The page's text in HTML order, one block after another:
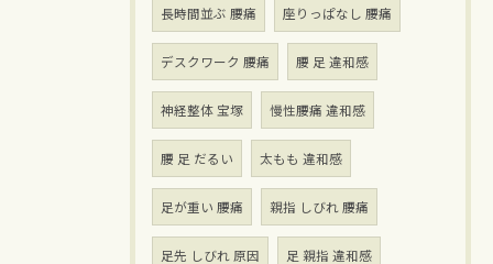
長時間並ぶ 腰痛 座りっぱなし 腰痛
デスクワーク 腰痛 腰 足 違和感
神経整体 宝塚 慢性腰痛 違和感
腰 足 だるい 太もも 違和感
足が重い 腰痛 親指 しびれ 腰痛
足先 しびれ 原因 足 親指 違和感